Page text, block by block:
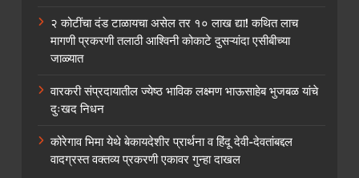
२ कोटींचा दंड टाळायचा असेल तर १० लाख द्या! कथित लाच
मागणी प्रकरणी तलाठी आश्विनी कोकाटे दुसऱ्यांदा एसीबीच्या
जाळ्यात
वारकरी संप्रदायातील ज्येष्ठ भाविक लक्ष्मण भाऊसाहेब भुजबळ यांचे
दुःखद निधन
कोरेगाव भिमा येथे बेकायदेशीर प्रार्थना व हिंदू देवी-देवतांबद्दल
वादग्रस्त वक्तव्य प्रकरणी एकावर गुन्हा दाखल